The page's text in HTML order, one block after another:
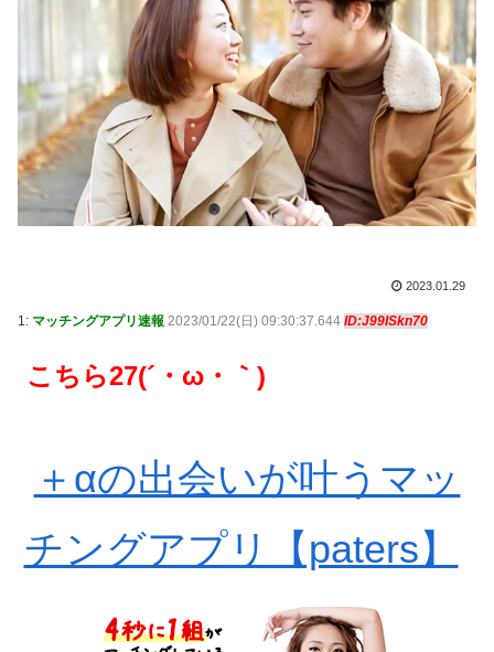
2023.01.29
1: マッチングアプリ速報 2023/01/22(日) 09:30:37.644 ID:J99ISkn70
こちら27(´・ω・｀)
＋αの出会いが叶うマッ
チングアプリ【paters】